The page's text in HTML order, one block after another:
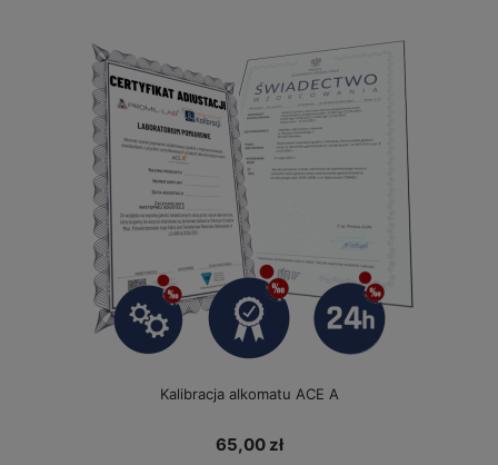
Kalibracja alkomatu ACE A
65,00 zł